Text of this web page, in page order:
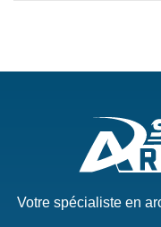
Votre spécialiste en